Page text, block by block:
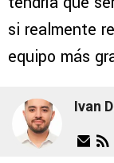
si realmente
equipo más
Ivan